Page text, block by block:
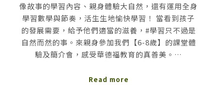
像故事的學習內容、親身體驗大自然，還有運用全身
學習數學與節奏，活生生地愉快學習！ 當看到孩子
的發展需要，給予他們適當的滋養，#學習只不過是
自然而然的事。來親身參加我們【6-8歲】的課堂體
驗及簡介會，感受華德福教育的真善美。…
Read more